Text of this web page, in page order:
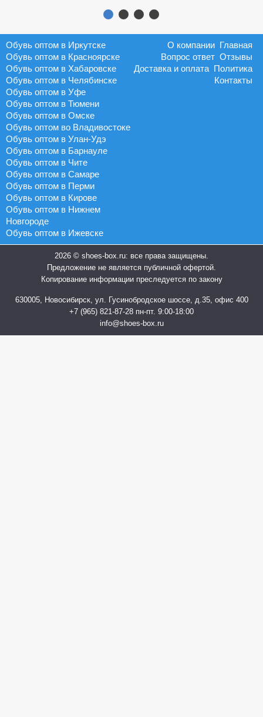
Обувь оптом в Иркутске
Обувь оптом в Красноярске
Обувь оптом в Хабаровске
Обувь оптом в Челябинске
Обувь оптом в Уфе
Обувь оптом в Тюмени
Обувь оптом в Омске
Обувь оптом во Владивостоке
Обувь оптом в Улан-Удэ
Обувь оптом в Барнауле
Обувь оптом в Чите
Обувь оптом в Самаре
Обувь оптом в Перми
Обувь оптом в Кирове
Обувь оптом в Нижнем
Новгороде
Обувь оптом в Ижевске
Главная
О компании
Отзывы
Вопрос ответ
Политика
Доставка и оплата
Контакты
2026 © shoes-box.ru: все права защищены.
Предложение не является публичной офертой.
Копирование информации преследуется по закону
630005, Новосибирск, ул. Гусинобродское шоссе, д.35, офис 400
+7 (965) 821-87-28 пн-пт. 9:00-18:00
info@shoes-box.ru